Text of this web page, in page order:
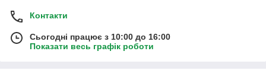
Контакти
Сьогодні працює з 10:00 до 16:00
Показати весь графік роботи